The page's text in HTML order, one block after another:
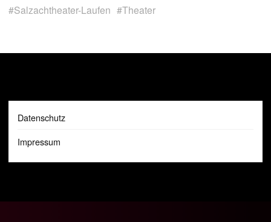
#Salzachtheater-Laufen #Theater
Datenschutz
Impressum